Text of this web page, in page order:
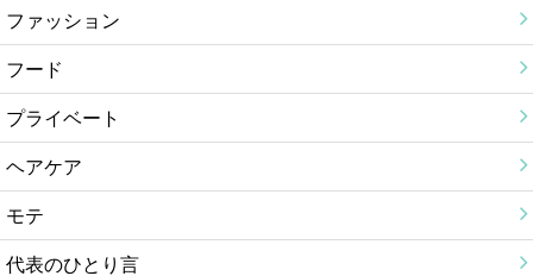
ファッション
フード
プライベート
ヘアケア
モテ
代表のひとり言